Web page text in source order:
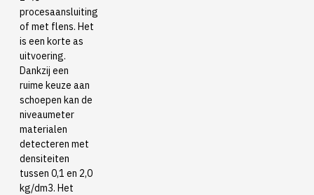
procesaansluiting
of met flens. Het
is een korte as
uitvoering.
Dankzij een
ruime keuze aan
schoepen kan de
niveaumeter
materialen
detecteren met
densiteiten
tussen 0,1 en 2,0
kg/dm3. Het